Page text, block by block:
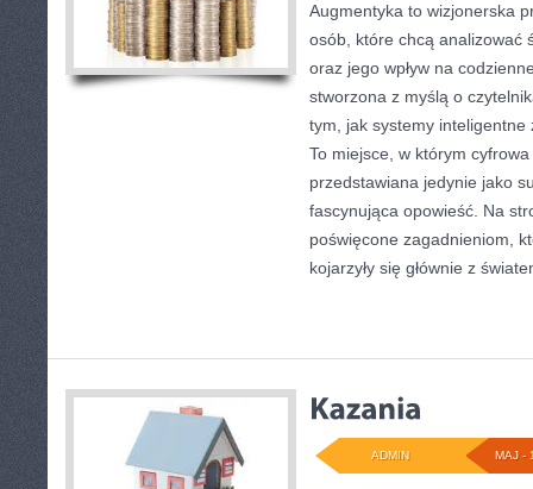
Augmentyka to wizjonerska
osób, które chcą analizować
oraz jego wpływ na
stworzona z myślą o
tym, jak systemy
To miejsce, w którym
przedstawiana jedynie jako
fascynująca opowieść. Na
poświęcone zagadnieniom,
kojarzyły się głównie z
MAJ -
ADMIN